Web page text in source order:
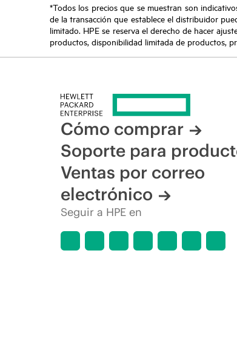
*Todos los precios que se muestran son
de la transacción que establece el distribuidor
limitado. HPE se reserva el derecho de hacer
productos, disponibilidad limitada de productos,
Cómo comprar
Soporte para
Ventas por correo
electrónico
Seguir a HPE en